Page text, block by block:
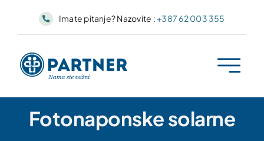
Imate pitanje? Nazovite :+387 62 003 355
Fotonaponske solarne